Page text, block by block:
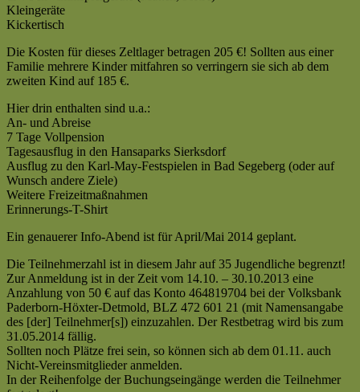
Kleingeräte
Kickertisch
Die Kosten für dieses Zeltlager betragen 205 €! Sollten aus einer
Familie mehrere Kinder mitfahren so verringern sie sich ab dem
zweiten Kind auf 185 €.
Hier drin enthalten sind u.a.:
An- und Abreise
7 Tage Vollpension
Tagesausflug in den Hansaparks Sierksdorf
Ausflug zu den Karl-May-Festspielen in Bad Segeberg (oder auf
Wunsch andere Ziele)
Weitere Freizeitmaßnahmen
Erinnerungs-T-Shirt
Ein genauerer Info-Abend ist für April/Mai 2014 geplant.
Die Teilnehmerzahl ist in diesem Jahr auf 35 Jugendliche begrenzt!
Zur Anmeldung ist in der Zeit vom 14.10. – 30.10.2013 eine
Anzahlung von 50 € auf das Konto 464819704 bei der Volksbank
Paderborn-Höxter-Detmold, BLZ 472 601 21 (mit Namensangabe
des [der] Teilnehmer[s]) einzuzahlen. Der Restbetrag wird bis zum
31.05.2014 fällig.
Sollten noch Plätze frei sein, so können sich ab dem 01.11. auch
Nicht-Vereinsmitglieder anmelden.
In der Reihenfolge der Buchungseingänge werden die Teilnehmer